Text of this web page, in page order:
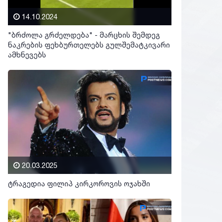
14.10.2024
"ბრძოლა გრძელდება" - მარცხის შემდეგ
ნაკრების ფეხბურთელებს გულშემატკივარი
ამხნევებს
20.03.2025
ტრაგედია ფილიპ კირკოროვის ოჯახში